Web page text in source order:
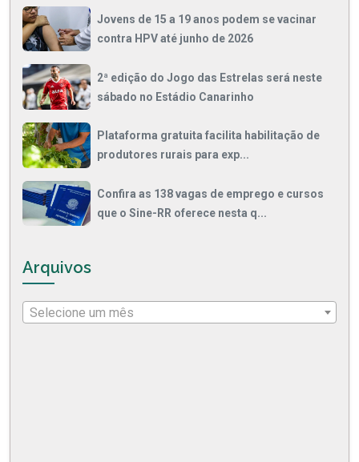
Jovens de 15 a 19 anos podem se vacinar
contra HPV até junho de 2026
2ª edição do Jogo das Estrelas será neste
sábado no Estádio Canarinho
Plataforma gratuita facilita habilitação de
produtores rurais para exp...
Confira as 138 vagas de emprego e cursos
que o Sine-RR oferece nesta q...
Arquivos
Selecione um mês